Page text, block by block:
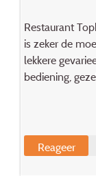
Restaurant
is zeker de
lekkere
bediening,
Reageer